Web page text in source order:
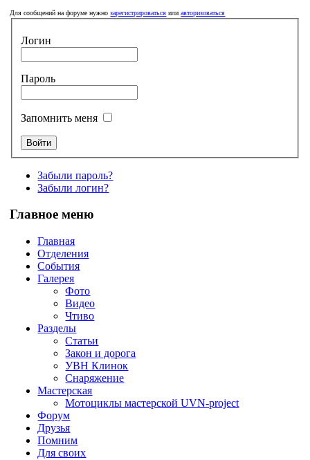
Для сообщений на форуме нужнозарегистрироваться илиавторизоваться
Логин
Пароль
Запомнить меня
Забыли пароль?
Забыли логин?
Главное меню
Главная
Отделения
События
Галерея
Фото
Видео
Чтиво
Разделы
Статьи
Закон и дорога
УВН Клинок
Снаряжение
Мастерская
Мотоциклы мастерской UVN-project
Форум
Друзья
Помним
Для своих